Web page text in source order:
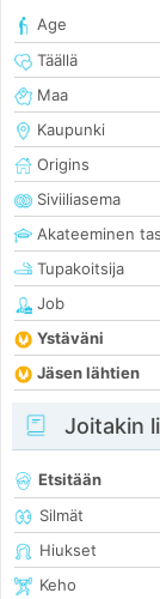
Age
Täällä
Maa
Kaupunki
Origins
Siviiliasema
Akateeminen
Tupakoitsija
Job
Ystäväni
Jäsen lähtien
Joitakin
Etsitään
Silmät
Hiukset
Keho